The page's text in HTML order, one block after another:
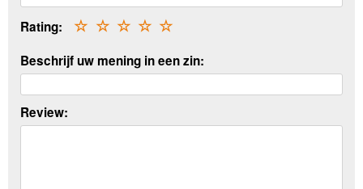
Rating: ☆
☆
☆
☆
☆
Beschrijf uw mening in een zin:
Review: